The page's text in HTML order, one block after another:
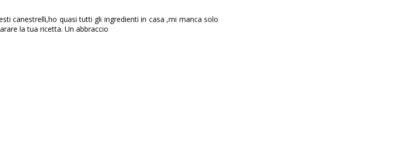
canestrelli,ho quasi tutti gli ingredienti in casa ,mi manca solo
la tua ricetta. Un abbraccio